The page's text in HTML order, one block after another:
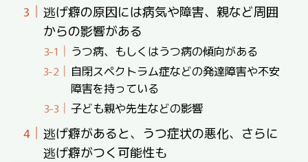
逃げ癖の原因には病気や障害、親など周囲
からの影響がある
うつ病、もしくはうつ病の傾向がある
自閉スペクトラム症などの発達障害や不安
障害を持っている
子ども親や先生などの影響
逃げ癖があると、うつ症状の悪化、さらに
逃げ癖がつく可能性も